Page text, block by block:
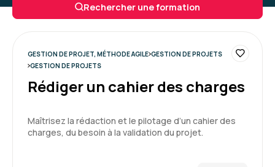
4
d'avoir une formation flexible, qui s'adapte aux
Formation : Conduire et gérer un projet - niveau 2
Marc T. Le 03/03/2026
Rechercher une formation
GESTION DE PROJET, MÉTHODE AGILE GESTION DE PROJETS
GESTION DE PROJETS
Rédiger un cahier des charges
Maîtrisez la rédaction et le pilotage d’un cahier des
charges, du besoin à la validation du projet.